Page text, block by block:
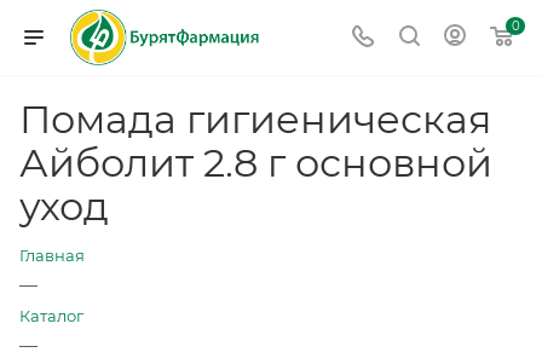
0
Помада гигиеническая
Айболит 2.8 г основной
уход
Главная
—
Каталог
—